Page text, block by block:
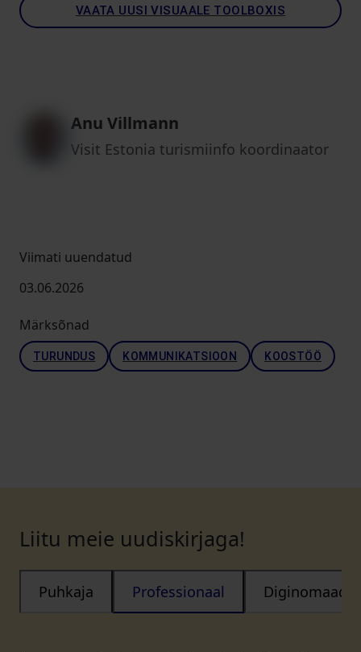
VAATA UUSI VISUAALE TOOLBOXIS
Anu Villmann
Visit Estonia turismiinfo koordinaator
Viimati uuendatud
03.06.2026
Märksõnad
TURUNDUS KOMMUNIKATSIOON KOOSTÖÖ
Liitu meie uudiskirjaga!
Puhkaja Professionaal Diginomaad